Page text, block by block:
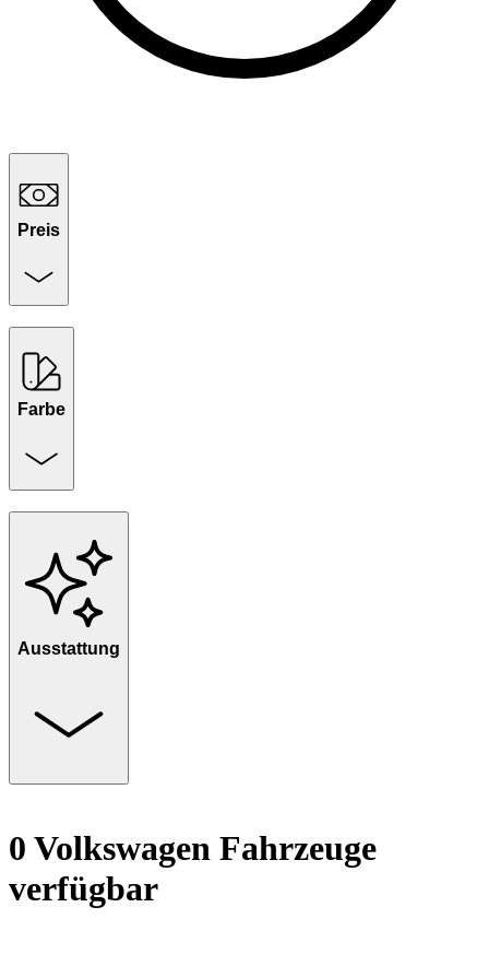
Preis
Farbe
Ausstattung
0 Volkswagen Fahrzeuge
verfügbar